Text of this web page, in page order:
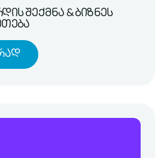
შექმნა & ბიზნეს